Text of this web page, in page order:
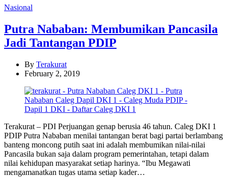
Categories
Nasional
Putra Nababan: Membumikan Pancasila
Jadi Tantangan PDIP
By Terakurat
February 2, 2019
Terakurat – PDI Perjuangan genap berusia 46 tahun. Caleg DKI 1
PDIP Putra Nababan menilai tantangan berat bagi partai berlambang
banteng moncong putih saat ini adalah membumikan nilai-nilai
Pancasila bukan saja dalam program pemerintahan, tetapi dalam
nilai kehidupan masyarakat setiap harinya. “Ibu Megawati
mengamanatkan tugas utama setiap kader…